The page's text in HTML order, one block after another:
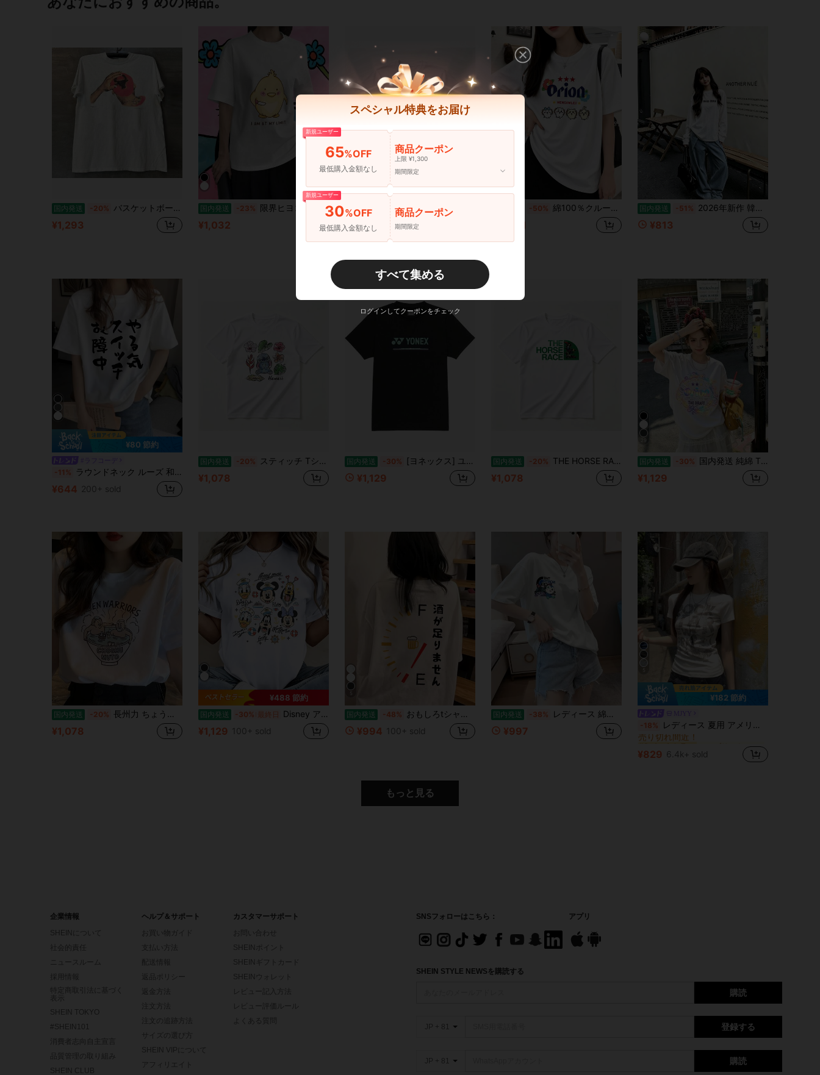
国内発送 -20% バスケットボール界のスーパースター,デニス・ロッドマンは,アメリカンスタイルのダイレクトインジェクション製法の半袖シャツを着用している.このシャツは,小さな襟,汎用性の高いクルーネック,そして半袖が特徴だ.
¥1,293
国内発送 -23% 限界ヒヨコイラスト レディース丸首半袖トップス 標準フィット。春夏向け、カジュアル・通勤兼用。柔らか通気性抜群、日韓風、洗濯可、ギフトにも◎
¥1,032
国内発送 -20% EAST HIGH ワイルドキャッツ Tシャツ - カレッジ風ロゴ 半袖 綿100% 通気性抜群 柔らか素材 夏服 カジュアル スポーツ 運動会 部活 チームウェア お揃い ペアルック プレゼント メンズ レディース
¥1,078
7
-50% 綿100％クルーネックプリント半袖Tシャツ、女性用新作夏服、スタイリッシュなゆったりカジュアルトップス
¥671
国内発送 -51% 2026年新作 韓国風カジュアル 万能 レディース 長袖・半袖Tシャツ レディースTシャツ
¥813
¥80 節約
-11% ラウンドネック ルーズ 和文字プリント カジュアル 半袖Tシャツ、春夏 ホワイト
¥644 200+ sold
国内発送 -20% スティッチ Tシャツ ハワイアンデザイン 半袖 レディース メンズ 男女兼用 綿100% 柔らかい カジュアル 夏服 キャラクタープリント トロピカル フラワー ボタニカル 快適 通気性 お揃い 誕生日 プレゼント ギフト
¥1,078
国内発送 -30% [ヨネックス] ユニドライＴシャツ（フィットスタイル） 16882
¥1,129
国内発送 -20% THE HORSE RACE パロディ Tシャツ - ユニークな競馬デザイン、綿100%・通気性抜群、柔らかい肌触り、夏に最適、競馬ファンへのプレゼント、誕生日・記念日・ギフトに最適
¥1,078
国内発送 -30% 国内発送 純綿 T シャツ 2026 夏新作 プリント柄 レディース丸首半袖 カジュアルコーデ カップル着用可
¥1,129
国内発送 -20% 長州力 ちょうしゅう りき リキチャンネル リキプロ プロレス 飛ぶぞ デスロック 武藤 敬司シャツ 人気 おしゃれ メンズ/レディース 夏服 スポーツ トップス 半袖 無地 ゆったり シャツ おもしろシャツ
¥1,078
¥488 節約
国内発送 -30% 最終日 Disney アニメやキャラクター柄のレディースTシャツ、メンズTシャツ。この男女兼用のゆったりとしたクルーネックTシャツは、春夏の着用に最適です。普段着やショッピング、パーティーなど、どんなシーンにもぴったりです。ギフトとしても最適です。
¥1,129 100+ sold
国内発送 -48% おもしろtシャツ夏服レディース ファッションtシャツ 半袖オフィスカジュアル200グラム綿ゆったりプリントブラックy2kレディース トップス
¥994 100+ sold
国内発送 -38% レディース 綿素材 プリント柄 半袖 T シャツ クルーネック カジュアル 柔らか肌触り 通気性良好 夏新作 普段着 通勤着 おしゃれデイリーカジュアルトップス
¥997
¥182 節約
-18% レディース 夏用 アメリカン柄 フィット 半袖Tシャツ ホワイト カジュアルトップス
#9 ベストセラー
売り切れ間近！
#9 ベストセラー
売り切れ間近！
#9 ベストセラー
売り切れ間近！
#9 ベストセラー ファブリック 女性用Tシャツ
¥829 6.4k+ sold
もっと見る
企業情報
SHEINについて
ニュースルーム
SHEIN TOKYO
#SHEIN101
消費者志向自主宣言
品質管理の取り組み
SHEIN CLUB
ヘルプ＆サポート
お買い物ガイド
支払い方法
返品ポリシー
サイズの選び方
SHEIN VIPについて
アフィリエイト
カスタマーサポート
お問い合わせ
SHEINポイント
SHEINギフトカード
SHEINウォレット
レビュー記入方法
レビュー評価ルール
よくある質問
SNSフォローはこちら： アプリ
SHEIN STYLE NEWSを購読する
購読
JP + 81 登録する
JP + 81 購読
スペシャル特典をお届け
新規ユーザー
65%OFF
最低購入金額なし
商品クーポン
上限 ¥1,300
期間限定
新規ユーザー
30%OFF
最低購入金額なし
商品クーポン
期間限定
すべて集める
ログインしてクーポンをチェック